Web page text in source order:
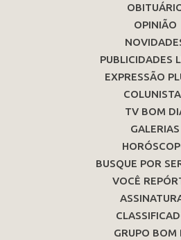
OPINIÃO
PUBLICIDADES
EXPRESSÃO
TV BOM
GALERIAS
BUSQUE POR
VOCÊ
GRUPO BOM